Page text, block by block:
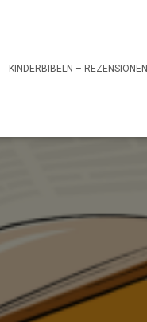
KINDERBIBELN – REZENSIONEN